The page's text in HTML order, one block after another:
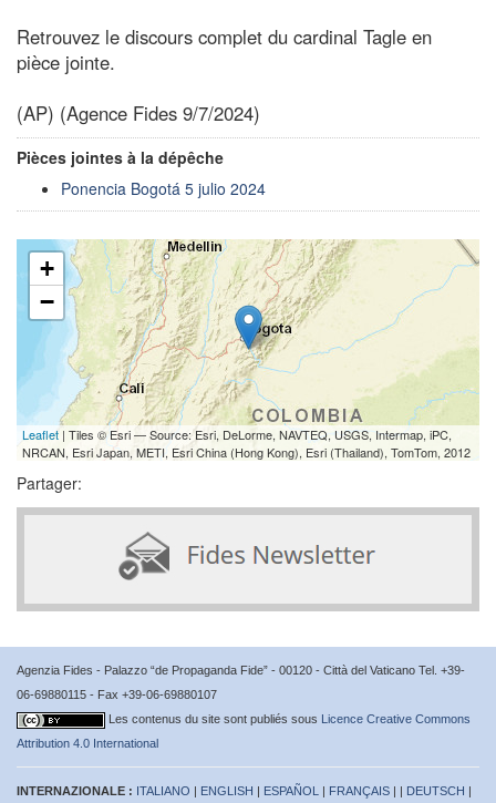
Retrouvez le discours complet du cardinal Tagle en
pièce jointe.
(AP) (Agence Fides 9/7/2024)
Pièces jointes à la dépêche
Ponencia Bogotá 5 julio 2024
+
−
Leaflet | Tiles © Esri — Source: Esri, DeLorme, NAVTEQ, USGS, Intermap, iPC,
NRCAN, Esri Japan, METI, Esri China (Hong Kong), Esri (Thailand), TomTom, 2012
Partager:
Agenzia Fides - Palazzo “de Propaganda Fide” - 00120 - Città del Vaticano Tel. +39-
06-69880115 - Fax +39-06-69880107
Les contenus du site sont publiés sous Licence Creative Commons
Attribution 4.0 International
INTERNAZIONALE : ITALIANO | ENGLISH | ESPAÑOL | FRANÇAIS | | DEUTSCH |